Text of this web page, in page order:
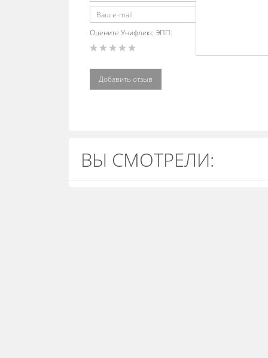
Оцените Унифлекс ЭПП:
Добавить отзыв
ВЫ СМОТРЕЛИ: